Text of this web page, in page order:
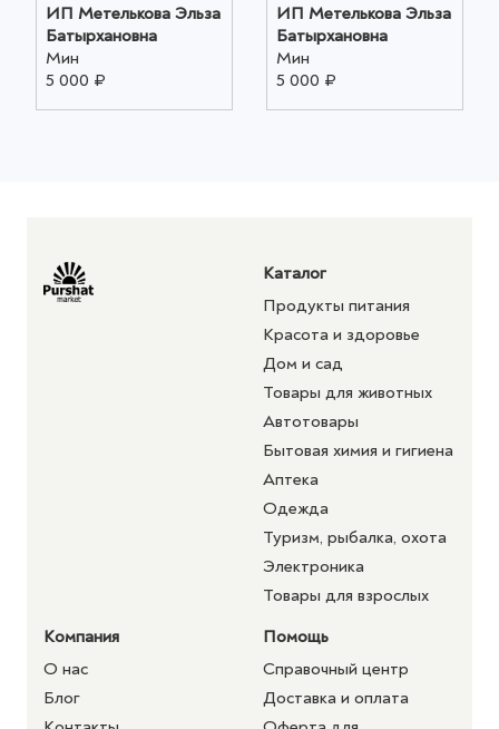
ИП Метелькова Эльза
Батырхановна
Мин
5 000 ₽
ИП Метелькова Эльза
Батырхановна
Мин
5 000 ₽
Каталог
Продукты питания
Красота и здоровье
Дом и сад
Товары для животных
Автотовары
Бытовая химия и гигиена
Аптека
Одежда
Туризм, рыбалка, охота
Электроника
Товары для взрослых
Компания
О нас
Блог
Помощь
Справочный центр
Доставка и оплата